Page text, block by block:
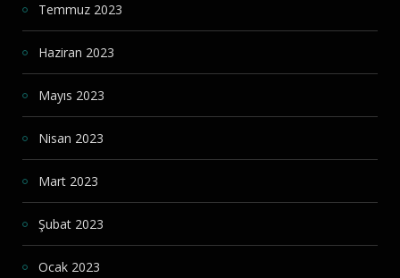
Temmuz 2023
Haziran 2023
Mayıs 2023
Nisan 2023
Mart 2023
Şubat 2023
Ocak 2023